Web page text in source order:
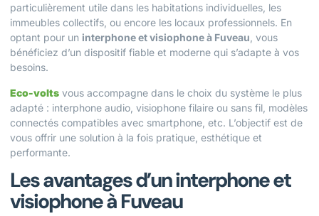
particulièrement utile dans les habitations individuelles, les
immeubles collectifs, ou encore les locaux professionnels. En
optant pour un interphone et visiophone à Fuveau , vous
bénéficiez d’un dispositif fiable et moderne qui s’adapte à vos
besoins.
Eco-volts vous accompagne dans le choix du système le plus
adapté : interphone audio, visiophone filaire ou sans fil, modèles
connectés compatibles avec smartphone, etc. L’objectif est de
vous offrir une solution à la fois pratique, esthétique et
performante.
Les avantages d’un interphone et
visiophone à Fuveau